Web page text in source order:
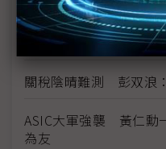
評析：AI形塑台灣產業
關稅陰晴難測 彭双浪
ASIC大軍強襲 黃仁勳
為友